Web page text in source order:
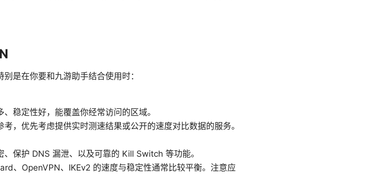
是在你要和九游助手结合使用时：
稳定性好，能覆盖你经常访问的区域。
，优先考虑提供实时测速结果或公开的速度对比数据的服务。
、保护 DNS 漏泄、以及可靠的 Kill Switch 等功能。
、OpenVPN、IKEv2 的速度与稳定性通常比较平衡。注意应